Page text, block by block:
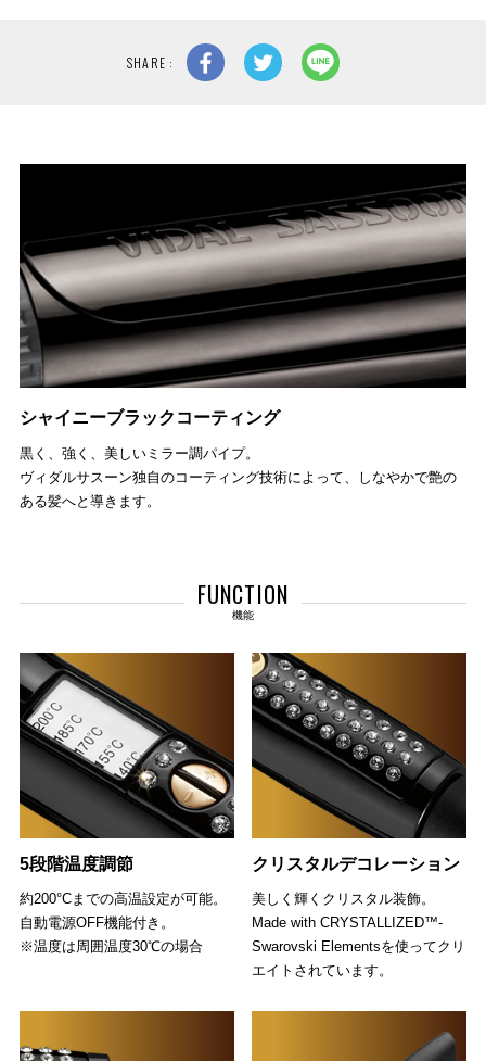
SHARE :
シャイニーブラックコーティング
黒く、強く、美しいミラー調パイプ。
ヴィダルサスーン独自のコーティング技術によって、しなやかで艶の
ある髪へと導きます。
FUNCTION
機能
5段階温度調節
約200°Cまでの高温設定が可能。
自動電源OFF機能付き。
※温度は周囲温度30℃の場合
クリスタルデコレーション
美しく輝くクリスタル装飾。
Made with CRYSTALLIZED™-
Swarovski Elementsを使ってクリ
エイトされています。